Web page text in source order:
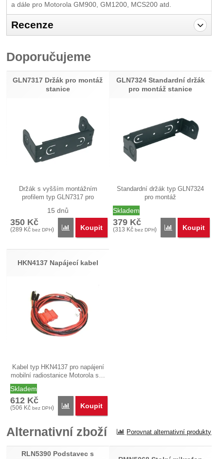
a dále pro Motorola GM900, GM1200, MCS200 atd.
Recenze
Recenze
Nebyla přidána žádná recenze.
Doporučujeme
GLN7317 Držák pro montáž
stanice
Držák s vyšším montážním
profilem typ GLN7317 pro
15 dnů
350 Kč
(289 Kč bez DPH) Porovnat
Koupit
GLN7324 Standardní držák
pro montáž stanice
Standardní držák typ GLN7324
pro montáž
radiostanice(vysílačky)…
Skladem
379 Kč
(313 Kč bez DPH) Porovnat
Koupit
HKN4137 Napájecí kabel
Kabel typ HKN4137 pro napájení
mobilní radiostanice Motorola s…
Skladem
612 Kč
(506 Kč bez DPH) Porovnat
Koupit
Alternativní zboží Porovnat alternativní produkty
RLN5390 Podstavec s